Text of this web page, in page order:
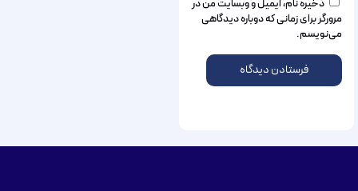
ذخیره نام، ایمیل و وبسایت من در
مرورگر برای زمانی که دوباره دیدگاهی
می‌نویسم.